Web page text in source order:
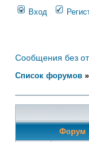
Вход
Сообщения без
Список форумов »
Форум